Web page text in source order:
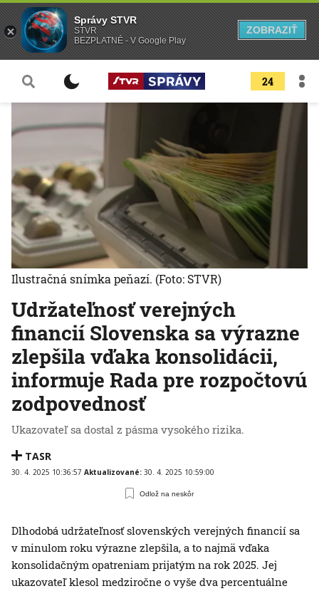
24
Udržateľnosť verejných
financií Slovenska sa výrazne
zlepšila vďaka konsolidácii,
informuje Rada pre rozpočtovú
zodpovednosť
Ukazovateľ sa dostal z pásma vysokého rizika.
TASR
30. 4. 2025 10:36:57 Aktualizované: 30. 4. 2025 10:59:00
Odlož na neskôr
Ilustračná snímka peňazí. (Foto: STVR)
Dlhodobá udržateľnosť slovenských verejných financií sa
v minulom roku výrazne zlepšila, a to najmä vďaka
konsolidačným opatreniam prijatým na rok 2025. Jej
ukazovateľ klesol medziročne o vyše dva percentuálne
Správy STVR
STVR
BEZPLATNÉ - V Google Play
ZOBRAZIŤ